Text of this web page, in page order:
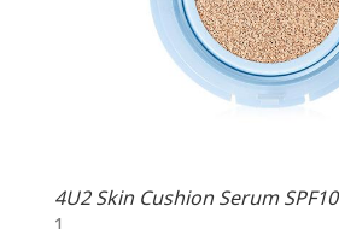
4U2 Skin Cushion Serum SPF10